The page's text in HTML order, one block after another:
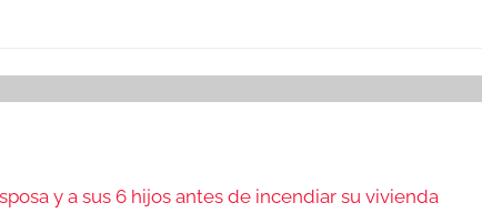
y a sus 6 hijos antes de incendiar su vivienda